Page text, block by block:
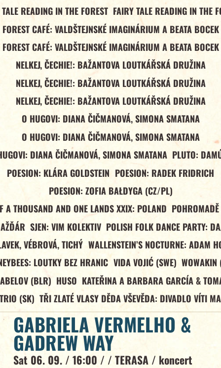
READING IN THE FOREST FAIRY TALE READING IN THE
FOREST CAFÉ: VALDŠTEJNSKÉ IMAGINÁRIUM A BEATA BOCEK
FOREST CAFÉ: VALDŠTEJNSKÉ IMAGINÁRIUM A BEATA BOCEK
NELKEJ, ČECHIE!: BAŽANTOVA LOUTKÁŘSKÁ DRUŽINA
NELKEJ, ČECHIE!: BAŽANTOVA LOUTKÁŘSKÁ DRUŽINA
NELKEJ, ČECHIE!: BAŽANTOVA LOUTKÁŘSKÁ DRUŽINA
O HUGOVI: DIANA ČIČMANOVÁ, SIMONA SMATANA
O HUGOVI: DIANA ČIČMANOVÁ, SIMONA SMATANA
DIANA ČIČMANOVÁ, SIMONA SMATANA PLUTO:
POESION: KLÁRA GOLDSTEIN POESION: RADEK FRIDRICH
POESION: ZOFIA BAŁDYGA (CZ/PL)
A THOUSAND AND ONE LANDS XXIX: POLAND
SJEN: VIM KOLEKTIV POLISH FOLK DANCE PARTY:
VÉBROVÁ, TICHÝ WALLENSTEIN’S NOCTURNE: ADAM
LOUTKY BEZ HRANIC VIDA VOJIĆ (SWE) WOWAKIN
(BLR) HUSO KATEŘINA A BARBARA GARCÍA &
(SK) TŘI ZLATÉ VLASY DĚDA VŠEVĚDA: DIVADLO VÍTI
GABRIELA VERMELHO &
GADREW WAY
Sat 06. 09. / 16:00 / / TERASA / koncert